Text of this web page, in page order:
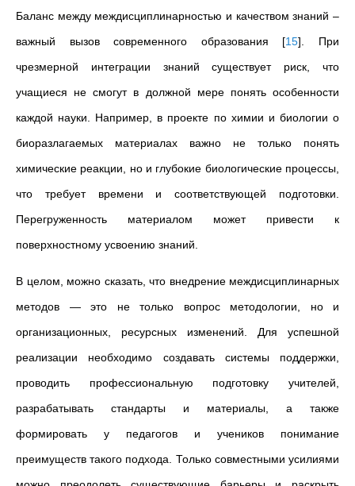
Баланс между междисциплинарностью и качеством знаний –
важный вызов современного образования [15] . При
чрезмерной интеграции знаний существует риск, что
учащиеся не смогут в должной мере понять особенности
каждой науки. Например, в проекте по химии и биологии о
биоразлагаемых материалах важно не только понять
химические реакции, но и глубокие биологические процессы,
что требует времени и соответствующей подготовки.
Перегруженность материалом может привести к
поверхностному усвоению знаний.
В целом, можно сказать, что внедрение междисциплинарных
методов — это не только вопрос методологии, но и
организационных, ресурсных изменений. Для успешной
реализации необходимо создавать системы поддержки,
проводить профессиональную подготовку учителей,
разрабатывать стандарты и материалы, а также
формировать у педагогов и учеников понимание
преимуществ такого подхода. Только совместными усилиями